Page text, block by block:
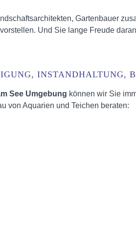
Gartenbauer
Und Sie lange Freude
INSTANDHALTUNG,
See Umgebung können wir Sie
von Aquarien und Teichen beraten: